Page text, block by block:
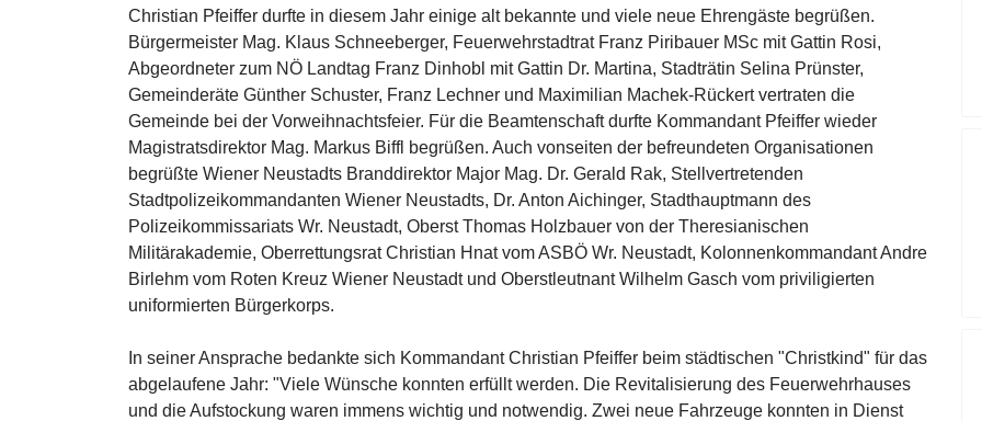
Christian Pfeiffer durfte in diesem Jahr einige alt bekannte und viele neue Ehrengäste begrüßen.
Bürgermeister Mag. Klaus Schneeberger, Feuerwehrstadtrat Franz Piribauer MSc mit Gattin Rosi,
Abgeordneter zum NÖ Landtag Franz Dinhobl mit Gattin Dr. Martina, Stadträtin Selina Prünster,
Gemeinderäte Günther Schuster, Franz Lechner und Maximilian Machek-Rückert vertraten die
Gemeinde bei der Vorweihnachtsfeier. Für die Beamtenschaft durfte Kommandant Pfeiffer wieder
Magistratsdirektor Mag. Markus Biffl begrüßen. Auch vonseiten der befreundeten Organisationen
begrüßte Wiener Neustadts Branddirektor Major Mag. Dr. Gerald Rak, Stellvertretenden
Stadtpolizeikommandanten Wiener Neustadts, Dr. Anton Aichinger, Stadthauptmann des
Polizeikommissariats Wr. Neustadt, Oberst Thomas Holzbauer von der Theresianischen
Militärakademie, Oberrettungsrat Christian Hnat vom ASBÖ Wr. Neustadt, Kolonnenkommandant Andre
Birlehm vom Roten Kreuz Wiener Neustadt und Oberstleutnant Wilhelm Gasch vom priviligierten
uniformierten Bürgerkorps.
In seiner Ansprache bedankte sich Kommandant Christian Pfeiffer beim städtischen "Christkind" für das
abgelaufene Jahr: "Viele Wünsche konnten erfüllt werden. Die Revitalisierung des Feuerwehrhauses
und die Aufstockung waren immens wichtig und notwendig. Zwei neue Fahrzeuge konnten in Dienst